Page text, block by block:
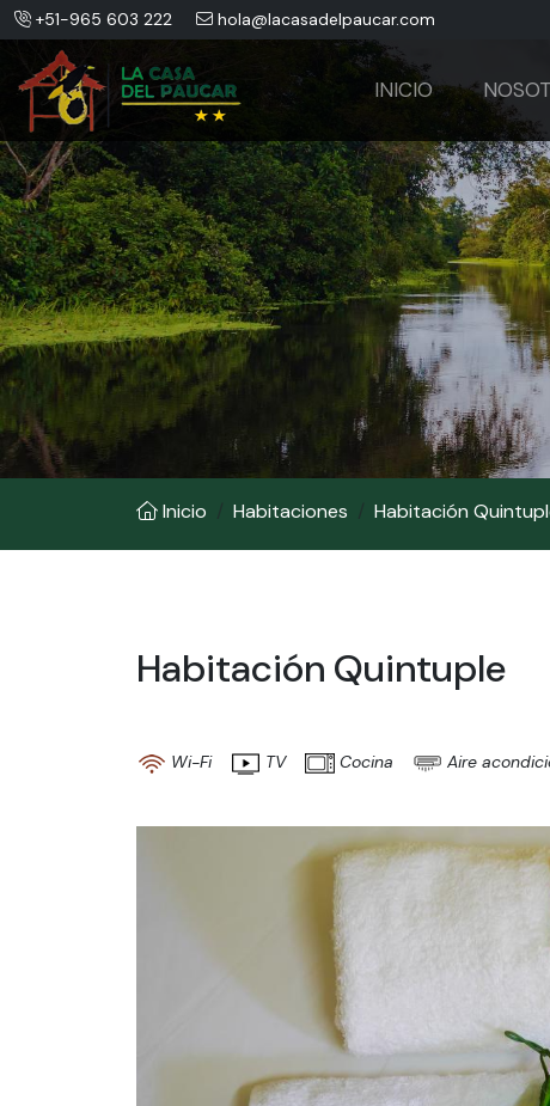
+51-965 603 222 hola@lacasadelpaucar.com
INICIO
Inicio Habitaciones Habitación
Habitación Quintuple
Wi-Fi TV Cocina Aire